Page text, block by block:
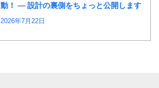
動！ ― 設計の裏側をちょっと公開します
2026年7月22日